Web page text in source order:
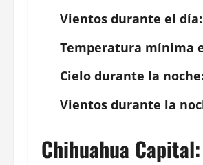
Vientos durante el día:
Temperatura mínima
Cielo durante la noche:
Vientos durante la
Chihuahua Capital: